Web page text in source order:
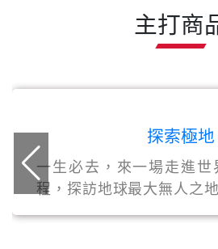
主打商
探索極地
一生必去，來一場走進世
程，探訪地球最大無人之地